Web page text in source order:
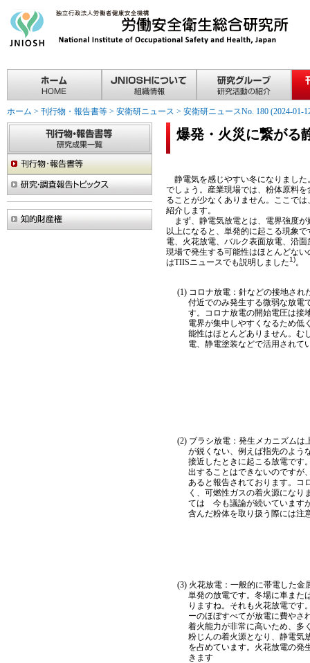
ホーム > 刊行物・報告書等 > 安衛研ニュース > 安衛研ニュースNo. 180 (2024-01-
爆発・火災に繋がる
静電気を感じやすい冬になりました
でしょう。産業現場では、粉体原料
ることが少なくありません。ここで
紹介します。
まず、静電気放電とは、電界強度が
以上になると、単発的に起こる現象
電、火花放電、バルク表面放電、沿
現場で発生する可能性はほとんどな
はTIISニュースでも説明しました1)。
(1) コロナ放電：針などの接地さ
付近でのみ発生する微弱な放電
す。コロナ放電の開始電圧は接
電界が集中しやすくなるため低
能性はほとんどありません。む
電、静電塗装などで活用されて
(2) ブラシ放電：発生メカニズムは
が鋭くない、例えば指先のよう
接近したときに起こる放電です
出することはできないのですが
あると報告されております。コ
く、可燃性ガスの着火源になり
ては 今も議論が続いています
含んだ粉体を取り扱う際には注
(3) 火花放電：一般的に帯電した金
単発の放電です。冬場に車また
りますね。それも火花放電です
ーのほぼすべてが放電に費やさ
着火能力が非常に高いため、多
粉じんの着火源となり、静電気
を占めています。火花放電の発
きます